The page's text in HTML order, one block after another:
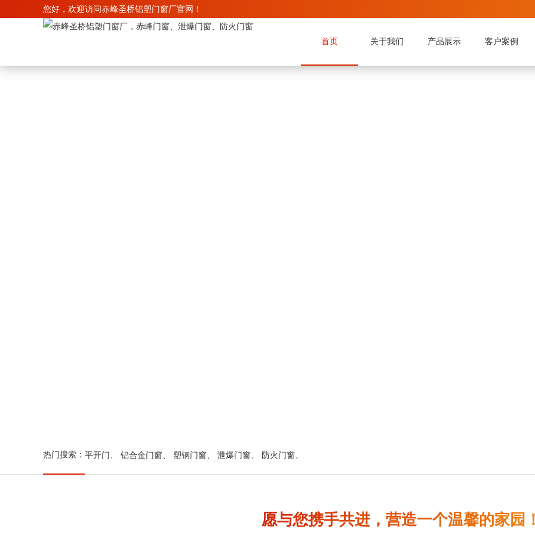
您好，欢迎访问赤峰圣桥铝塑门窗厂官网！
首页 关于我们 产品展示 客户案例
热门搜索： 平开门 铝合金门窗 塑钢门窗 泄爆门窗 防火门窗
愿与您携手共进，营造一个温馨的家园